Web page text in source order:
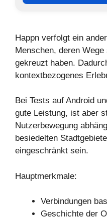
Happn verfolgt ein
Menschen, deren
gekreuzt haben.
kontextbezogenes
Bei Tests auf Android
gute Leistung, ist aber
Nutzerbewegung
besiedelten
eingeschränkt sein.
Hauptmerkmale:
Verbindungen
Geschichte der